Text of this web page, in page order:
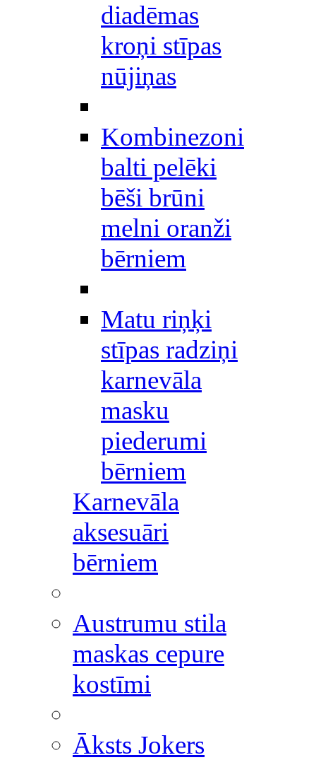
diadēmas
kroņi stīpas
nūjiņas
Kombinezoni
balti pelēki
bēši brūni
melni oranži
bērniem
Matu riņķi
stīpas radziņi
karnevāla
masku
piederumi
bērniem
Karnevāla
aksesuāri
bērniem
Austrumu stila
maskas cepure
kostīmi
Āksts Jokers